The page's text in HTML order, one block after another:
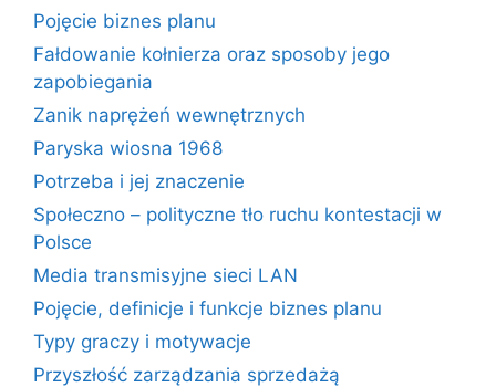
Pojęcie biznes planu
Fałdowanie kołnierza oraz sposoby jego
zapobiegania
Zanik naprężeń wewnętrznych
Paryska wiosna 1968
Potrzeba i jej znaczenie
Społeczno – polityczne tło ruchu kontestacji w
Polsce
Media transmisyjne sieci LAN
Pojęcie, definicje i funkcje biznes planu
Typy graczy i motywacje
Przyszłość zarządzania sprzedażą